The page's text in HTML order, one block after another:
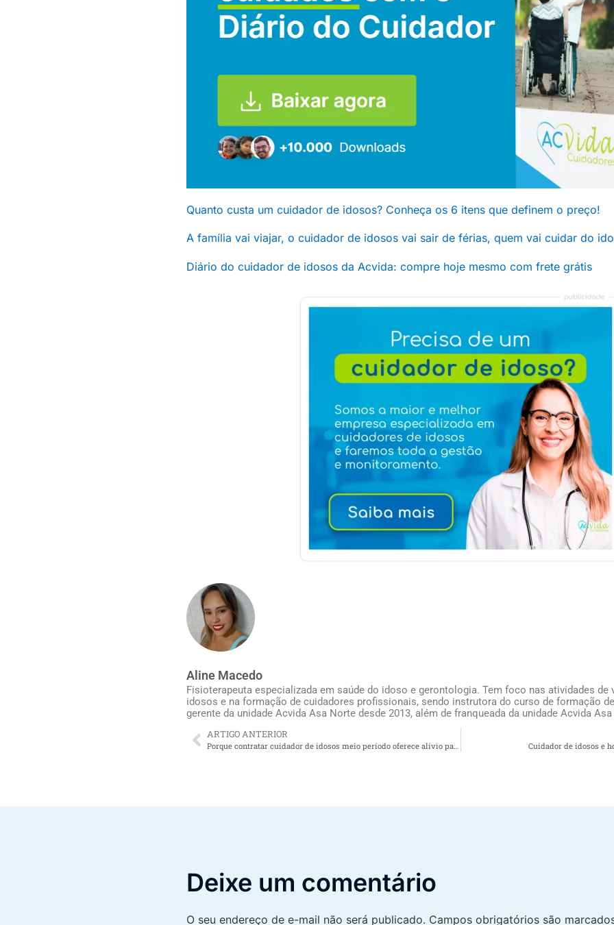
Quanto custa um cuidador de idosos? Conheça os 6 itens que definem o preço!
A família vai viajar, o cuidador de idosos vai sair de férias, quem vai cuidar do
Diário do cuidador de idosos da Acvida: compre hoje mesmo com frete grátis
Aline Macedo
Fisioterapeuta especializada em saúde do idoso e gerontologia. Tem foco nas atividades de
idosos e na formação de cuidadores profissionais, sendo instrutora do curso de formação
gerente da unidade Acvida Asa Norte desde 2013, além de franqueada da unidade Acvida
ARTIGO ANTERIOR
Porque contratar cuidador de idosos meio período oferece alívio para os familiares do idoso Cuidador de idosos e
Deixe um comentário
O seu endereço de e-mail não será publicado. Campos obrigatórios são